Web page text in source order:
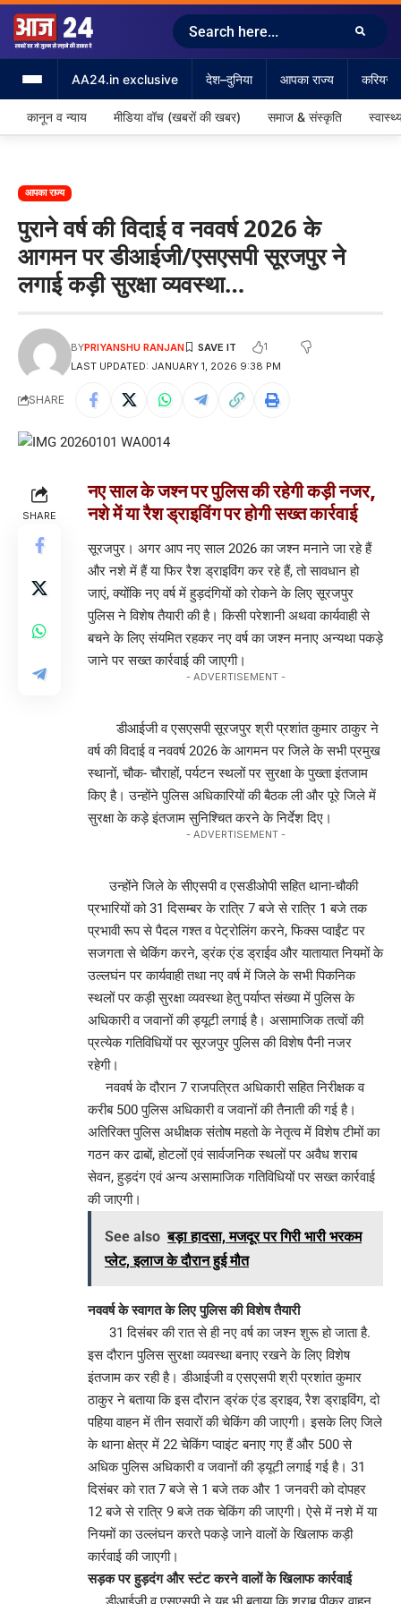
AA24.in exclusive देश–दुनिया आपका राज्य करियर
कानून व न्याय मीडिया वॉच (खबरों की खबर) समाज & संस्कृति
आपका राज्य
पुराने वर्ष की विदाई व नववर्ष 2026 के
आगमन पर डीआईजी/एसएसपी सूरजपुर ने
लगाई कड़ी सुरक्षा व्यवस्था…
LAST UPDATED: JANUARY 1, 2026 9:38 PM
BYPRIYANSHU RANJAN 1
SHARE
SHARE
नए साल के जश्न पर पुलिस की रहेगी कड़ी नजर,
नशे में या रैश ड्राइविंग पर होगी सख्त कार्रवाई
सूरजपुर। अगर आप नए साल 2026 का जश्न मनाने जा रहे हैं
और नशे में हैं या फिर रैश ड्राइविंग कर रहे हैं, तो सावधान हो
जाएं, क्योंकि नए वर्ष में हुड़दंगियों को रोकने के लिए सूरजपुर
पुलिस ने विशेष तैयारी की है। किसी परेशानी अथवा कार्यवाही से
बचने के लिए संयमित रहकर नए वर्ष का जश्न मनाए अन्यथा पकड़े
जाने पर सख्त कार्रवाई की जाएगी।
- ADVERTISEMENT -
डीआईजी व एसएसपी सूरजपुर श्री प्रशांत कुमार ठाकुर ने
वर्ष की विदाई व नववर्ष 2026 के आगमन पर जिले के सभी प्रमुख
स्थानों, चौक- चौराहों, पर्यटन स्थलों पर सुरक्षा के पुख्ता इंतजाम
किए है। उन्होंने पुलिस अधिकारियों की बैठक ली और पूरे जिले में
सुरक्षा के कड़े इंतजाम सुनिश्चित करने के निर्देश दिए।
- ADVERTISEMENT -
उन्होंने जिले के सीएसपी व एसडीओपी सहित थाना-चौकी
प्रभारियों को 31 दिसम्बर के रात्रि 7 बजे से रात्रि 1 बजे तक
प्रभावी रूप से पैदल गश्त व पेट्रोलिंग करने, फिक्स प्वाईंट पर
सजगता से चेकिंग करने, ड्रंक एंड ड्राईव और यातायात नियमों के
उल्लघंन पर कार्यवाही तथा नए वर्ष में जिले के सभी पिकनिक
स्थलों पर कड़ी सुरक्षा व्यवस्था हेतु पर्याप्त संख्या में पुलिस के
अधिकारी व जवानों की ड्यूटी लगाई है। असामाजिक तत्वों की
प्रत्येक गतिविधियों पर सूरजपुर पुलिस की विशेष पैनी नजर
रहेगी।
नववर्ष के दौरान 7 राजपत्रित अधिकारी सहित निरीक्षक व
करीब 500 पुलिस अधिकारी व जवानों की तैनाती की गई है।
अतिरिक्त पुलिस अधीक्षक संतोष महतो के नेतृत्व में विशेष टीमों का
गठन कर ढाबों, होटलों एवं सार्वजनिक स्थलों पर अवैध शराब
सेवन, हुड़दंग एवं अन्य असामाजिक गतिविधियों पर सख्त कार्रवाई
की जाएगी।
See also बड़ा हादसा, मजदूर पर गिरी भारी भरकम
प्लेट, इलाज के दौरान हुई मौत
नववर्ष के स्वागत के लिए पुलिस की विशेष तैयारी
31 दिसंबर की रात से ही नए वर्ष का जश्न शुरू हो जाता है.
इस दौरान पुलिस सुरक्षा व्यवस्था बनाए रखने के लिए विशेष
इंतजाम कर रही है। डीआईजी व एसएसपी श्री प्रशांत कुमार
ठाकुर ने बताया कि इस दौरान ड्रंक एंड ड्राइव, रैश ड्राइविंग, दो
पहिया वाहन में तीन सवारों की चेकिंग की जाएगी। इसके लिए जिले
के थाना क्षेत्र में 22 चेकिंग प्वाइंट बनाए गए हैं और 500 से
अधिक पुलिस अधिकारी व जवानों की ड्यूटी लगाई गई है। 31
दिसंबर को रात 7 बजे से 1 बजे तक और 1 जनवरी को दोपहर
12 बजे से रात्रि 9 बजे तक चेकिंग की जाएगी। ऐसे में नशे में या
नियमों का उल्लंघन करते पकड़े जाने वालों के खिलाफ कड़ी
कार्रवाई की जाएगी।
सड़क पर हुड़दंग और स्टंट करने वालों के खिलाफ कार्रवाई